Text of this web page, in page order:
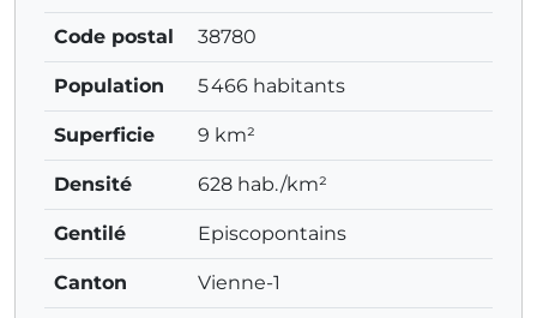
Code postal 38780
Population 5 466 habitants
Superficie 9 km²
Densité 628 hab./km²
Gentilé Episcopontains
Canton Vienne-1